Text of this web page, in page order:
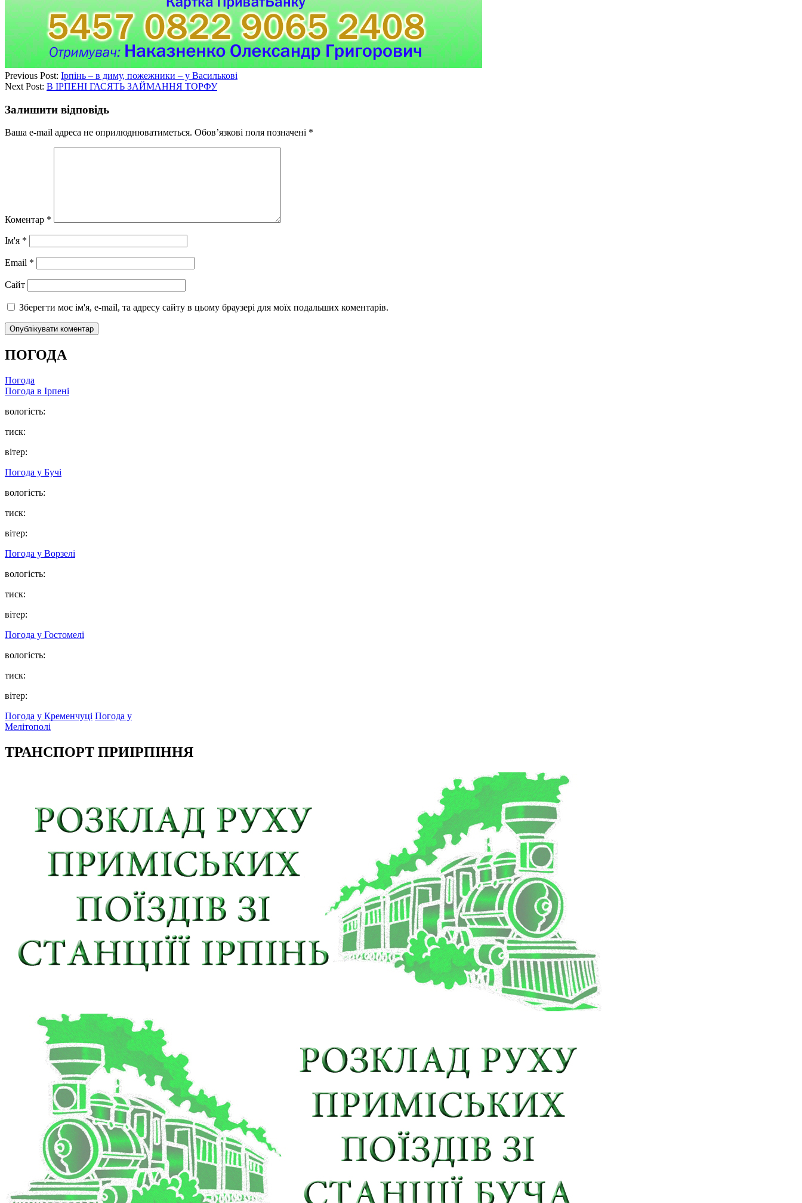
Previous Post: Ірпінь – в диму, пожежники – у Василькові
Next Post: В ІРПЕНІ ГАСЯТЬ ЗАЙМАННЯ ТОРФУ
Залишити відповідь
Ваша e-mail адреса не оприлюднюватиметься. Обов’язкові поля позначені *
Коментар *
Ім'я *
Email *
Сайт
Зберегти моє ім'я, e-mail, та адресу сайту в цьому браузері для моїх подальших коментарів.
ПОГОДА
Погода
Погода в Ірпені
вологість:
тиск:
вітер:
Погода у Бучі
вологість:
тиск:
вітер:
Погода у Ворзелі
вологість:
тиск:
вітер:
Погода у Гостомелі
вологість:
тиск:
вітер:
Погода у Кременчуці Погода у
Мелітополі
ТРАНСПОРТ ПРИІРПІННЯ